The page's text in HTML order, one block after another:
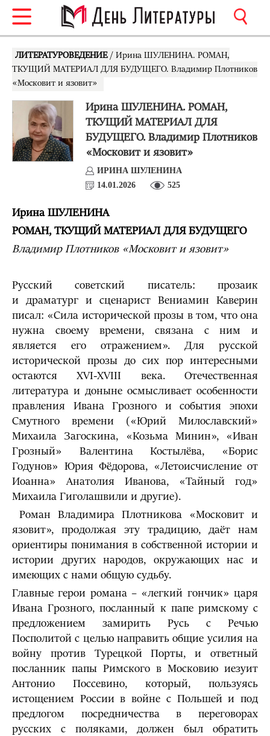
ЛИТЕРАТУРОВЕДЕНИЕ / Ирина ШУЛЕНИНА. РОМАН,
ТКУЩИЙ МАТЕРИАЛ ДЛЯ БУДУЩЕГО. Владимир Плотников
«Московит и язовит»
Ирина ШУЛЕНИНА. РОМАН,
ТКУЩИЙ МАТЕРИАЛ ДЛЯ
БУДУЩЕГО. Владимир Плотников
«Московит и язовит»
ИРИНА ШУЛЕНИНА
14.01.2026
525
Ирина ШУЛЕНИНА
РОМАН, ТКУЩИЙ МАТЕРИАЛ ДЛЯ БУДУЩЕГО
Владимир Плотников «Московит и язовит»
Русский советский писатель: прозаик
и драматург и сценарист Вениамин Каверин
писал: «Сила исторической прозы в том, что она
нужна своему времени, связана с ним и
является его отражением». Для русской
исторической прозы до сих пор интересными
остаются XVI-XVIII века. Отечественная
литература и доныне осмысливает особенности
правления Ивана Грозного и события эпохи
Смутного времени («Юрий Милославский»
Михаила Загоскина, «Козьма Минин», «Иван
Грозный» Валентина Костылёва, «Борис
Годунов» Юрия Фёдорова, «Летоисчисление от
Иоанна» Анатолия Иванова, «Тайный год»
Михаила Гиголашвили и другие).
Роман Владимира Плотникова «Московит и
язовит», продолжая эту традицию, даёт нам
ориентиры понимания в собственной истории и
истории других народов, окружающих нас и
имеющих с нами общую судьбу.
Главные герои романа – «легкий гончик» царя
Ивана Грозного, посланный к папе римскому с
предложением замирить Русь с Речью
Посполитой с целью направить общие усилия на
войну против Турецкой Порты, и ответный
посланник папы Римского в Московию иезуит
Антонио Поссевино, который, пользуясь
истощением России в войне с Польшей и под
предлогом посредничества в переговорах
русских с поляками, должен был обратить